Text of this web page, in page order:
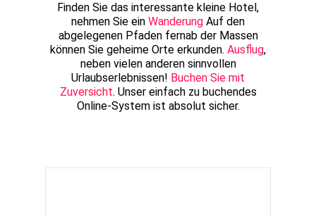
Finden Sie das interessante kleine Hotel,
nehmen Sie ein Wanderung Auf den
abgelegenen Pfaden fernab der Massen
können Sie geheime Orte erkunden. Ausflug,
neben vielen anderen sinnvollen
Urlaubserlebnissen! Buchen Sie mit
Zuversicht. Unser einfach zu buchendes
Online-System ist absolut sicher.